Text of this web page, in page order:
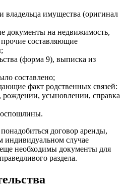
владельца имущества (оригинал
документы на недвижимость,
составляющие
(форма 9), выписка из
составлено;
факт родственных связей:
рождении, усыновлении, справка
договор аренды,
индивидуальном случае
необходимы документы для
раздела.